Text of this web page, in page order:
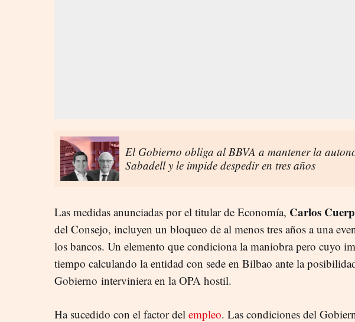
El Gobierno obliga al BBVA a mantener la
Sabadell y le impide despedir en tres años
Las medidas anunciadas por el titular de Economía, Carlos
del Consejo, incluyen un bloqueo de al menos tres años a una
los bancos. Un elemento que condiciona la maniobra pero cuyo
tiempo calculando la entidad con sede en Bilbao ante la
Gobierno interviniera en la OPA hostil.
Ha sucedido con el factor del empleo. Las condiciones del